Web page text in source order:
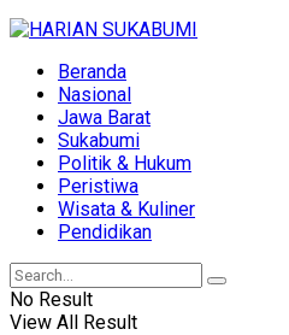
Beranda
Nasional
Jawa Barat
Sukabumi
Politik & Hukum
Peristiwa
Wisata & Kuliner
Pendidikan
No Result
View All Result